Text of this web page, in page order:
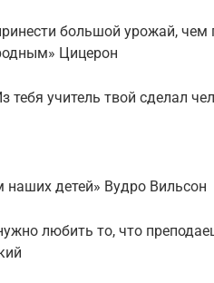
большой урожай, чем
Цицерон
тебя учитель твой сделал
детей» Вудро Вильсон
любить то, что